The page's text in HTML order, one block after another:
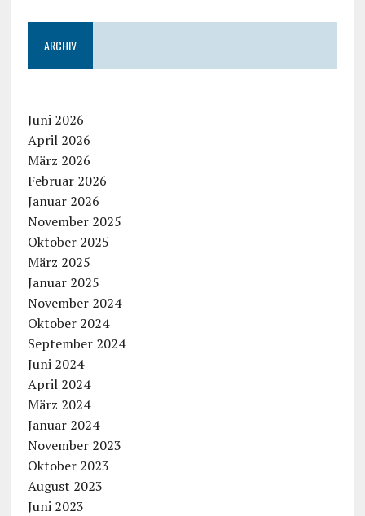
ARCHIV
Juni 2026
April 2026
März 2026
Februar 2026
Januar 2026
November 2025
Oktober 2025
März 2025
Januar 2025
November 2024
Oktober 2024
September 2024
Juni 2024
April 2024
März 2024
Januar 2024
November 2023
Oktober 2023
August 2023
Juni 2023